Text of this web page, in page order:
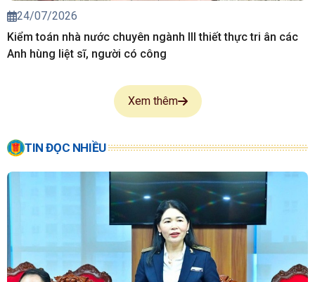
24/07/2026
Kiểm toán nhà nước chuyên ngành III thiết thực tri ân các
Anh hùng liệt sĩ, người có công
Xem thêm
TIN ĐỌC NHIỀU